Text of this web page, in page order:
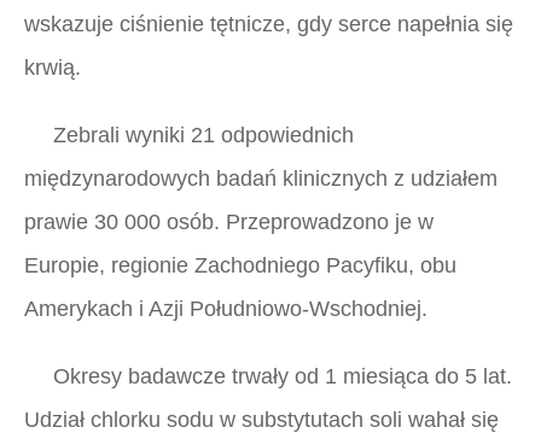
wskazuje ciśnienie tętnicze, gdy serce napełnia się
krwią.
Zebrali wyniki 21 odpowiednich
międzynarodowych badań klinicznych z udziałem
prawie 30 000 osób. Przeprowadzono je w
Europie, regionie Zachodniego Pacyfiku, obu
Amerykach i Azji Południowo-Wschodniej.
Okresy badawcze trwały od 1 miesiąca do 5 lat.
Udział chlorku sodu w substytutach soli wahał się